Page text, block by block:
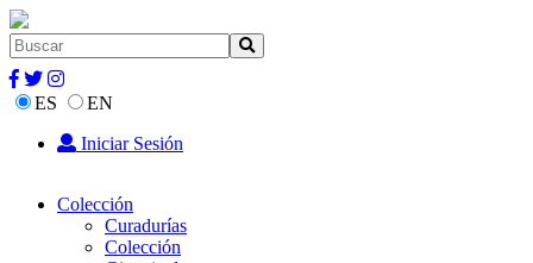
ES
EN
Iniciar Sesión
Colección
Curadurías
Colección